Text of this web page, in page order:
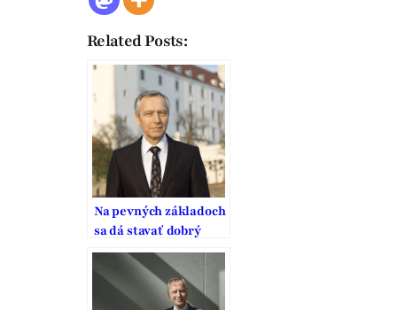
Related Posts:
Na pevných základoch
sa dá stavať dobrý
domov